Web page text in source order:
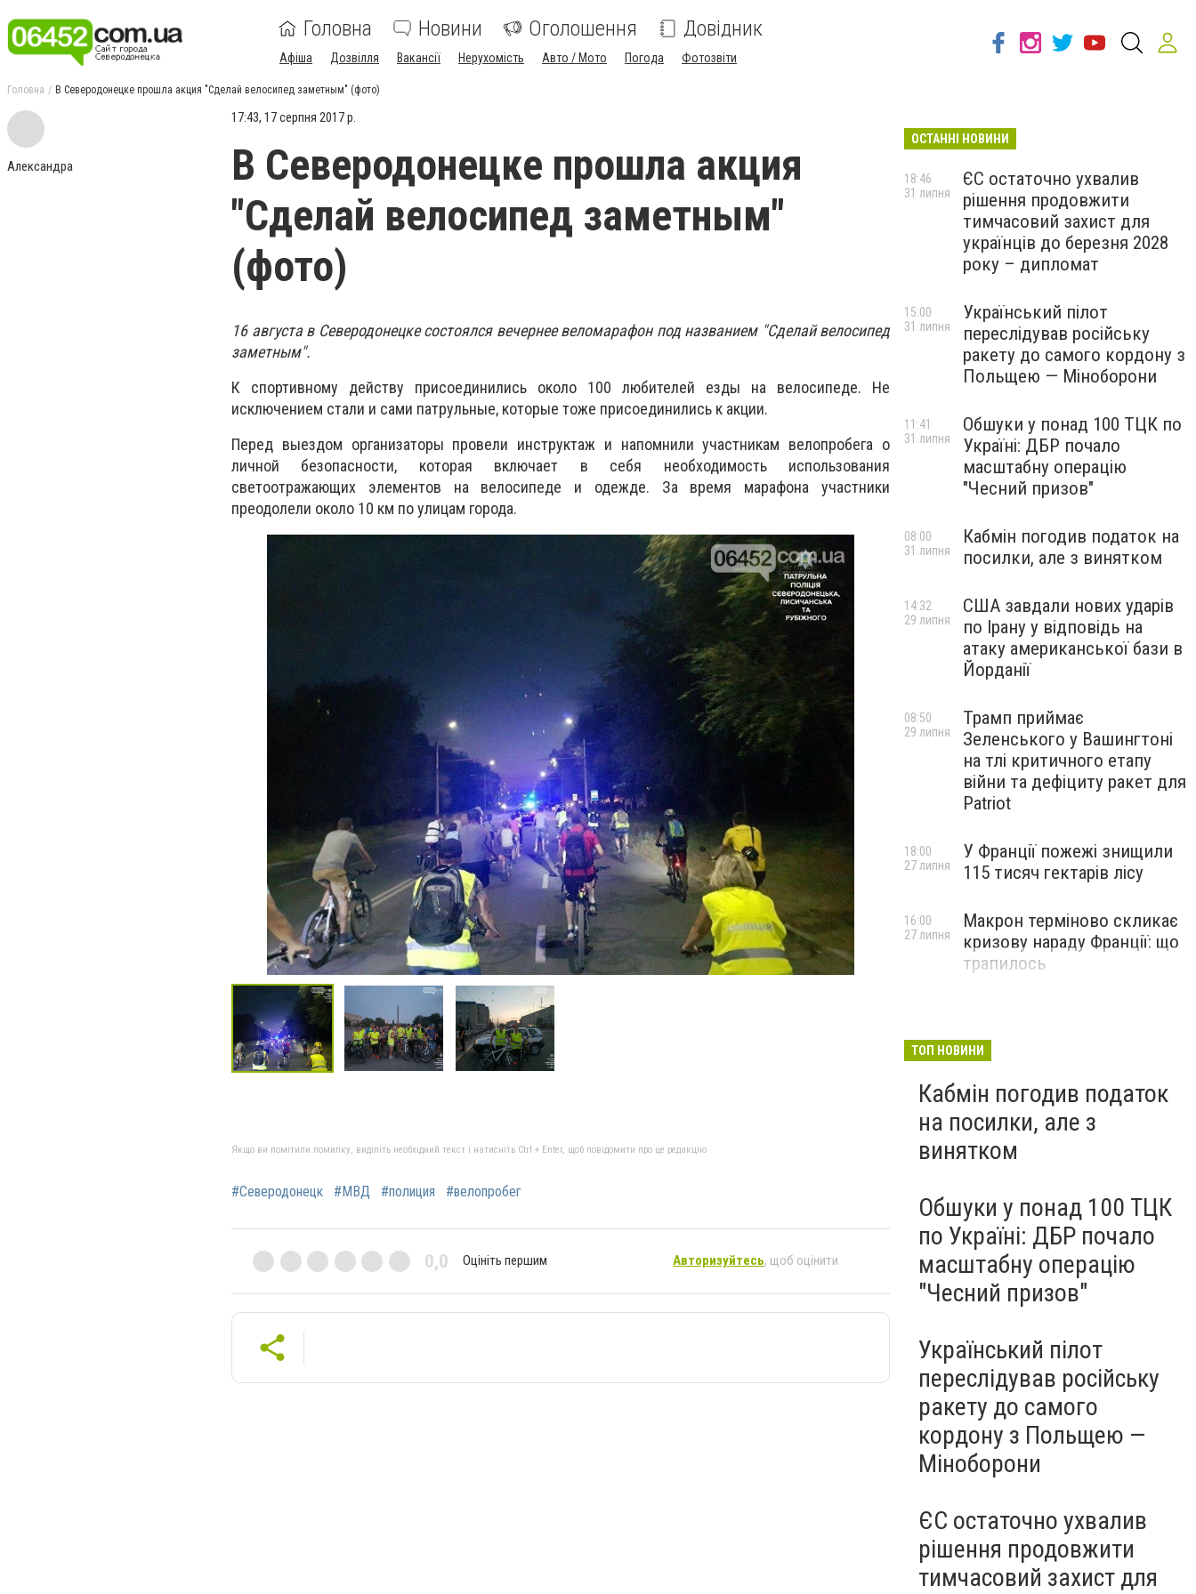
Головна Новини Оголошення Довідник
Афіша Дозвілля Вакансії Нерухомість Авто / Мото Погода Фотозвіти
Головна В Северодонецке прошла акция "Сделай велосипед заметным" (фото)
Александра
17:43, 17 серпня 2017 р.
В Северодонецке прошла акция
"Сделай велосипед заметным"
(фото)
16 августа в Северодонецке состоялся вечернее веломарафон под названием "Сделай велосипед
заметным".
К спортивному действу присоединились около 100 любителей езды на велосипеде. Не
исключением стали и сами патрульные, которые тоже присоединились к акции.
Перед выездом организаторы провели инструктаж и напомнили участникам велопробега о
личной безопасности, которая включает в себя необходимость использования
светоотражающих элементов на велосипеде и одежде. За время марафона участники
преодолели около 10 км по улицам города.
Якщо ви помітили помилку, виділіть необхідний текст і натисніть Ctrl + Enter, щоб повідомити про це редакцію
#Северодонецк #МВД #полиция #велопробег
0,0 Оцініть першим Авторизуйтесь, щоб оцінити
ОСТАННІ НОВИНИ
ЄС остаточно ухвалив
рішення продовжити
тимчасовий захист для
українців до березня 2028
року – дипломат
18:46
31 липня
Український пілот
переслідував російську
ракету до самого кордону з
Польщею — Міноборони
15:00
31 липня
Обшуки у понад 100 ТЦК по
Україні: ДБР почало
масштабну операцію
"Чесний призов"
11:41
31 липня
Кабмін погодив податок на
посилки, але з винятком
08:00
31 липня
США завдали нових ударів
по Ірану у відповідь на
атаку американської бази в
Йорданії
14:32
29 липня
Трамп приймає
Зеленського у Вашингтоні
на тлі критичного етапу
війни та дефіциту ракет для
Patriot
08:50
29 липня
У Франції пожежі знищили
115 тисяч гектарів лісу
18:00
27 липня
Макрон терміново скликає
кризову нараду Франції: що
трапилось
16:00
27 липня
ТОП НОВИНИ
Кабмін погодив податок
на посилки, але з
винятком
Обшуки у понад 100 ТЦК
по Україні: ДБР почало
масштабну операцію
"Чесний призов"
Український пілот
переслідував російську
ракету до самого
кордону з Польщею —
Міноборони
ЄС остаточно ухвалив
рішення продовжити
тимчасовий захист для